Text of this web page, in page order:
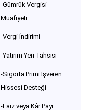
-Gümrük Vergisi
Muafiyeti
-Vergi İndirimi
-Yatırım Yeri Tahsisi
-Sigorta Primi İşveren
Hissesi Desteği
-Faiz veya Kâr Payı